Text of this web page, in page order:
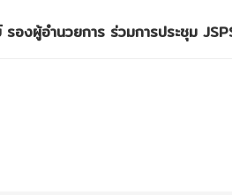
งผู้อำนวยการ ร่วมการประชุม